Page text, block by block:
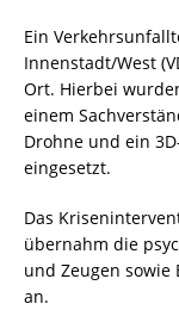
Ein
Innenstadt/West
Ort. Hierbei
einem
Drohne und ein
eingesetzt.
Das
übernahm die
und Zeugen
an.